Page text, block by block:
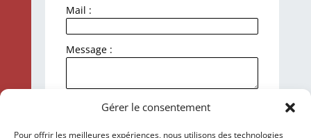
Gérer le consentement
Pour offrir les meilleures expériences, nous utilisons des technologies
Mail :
Message :
J'accepte la politique de
données personnelles.